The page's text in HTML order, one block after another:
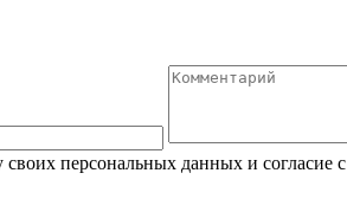
персональных данных и согласие с